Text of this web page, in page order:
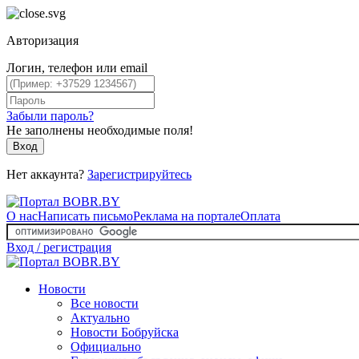
Авторизация
Логин, телефон или email
Забыли пароль?
Не заполнены необходимые поля!
Вход
Нет аккаунта? Зарегистрируйтесь
О насНаписать письмоРеклама на порталеОплата
Вход / регистрация
Новости
Все новости
Актуально
Новости Бобруйска
Официально